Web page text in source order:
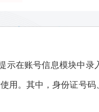
示在账号信息模块中
用。其中，身份证号